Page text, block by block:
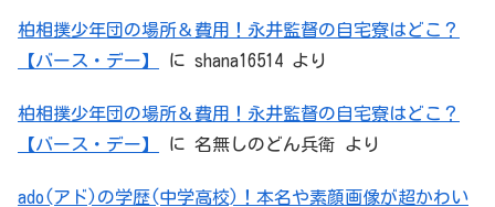
柏相撲少年団の場所＆費用！永井監督の自宅寮はどこ？
【バース・デー】
に shana16514 より
柏相撲少年団の場所＆費用！永井監督の自宅寮はどこ？
【バース・デー】
に 名無しのどん兵衛 より
ado(アド)の学歴(中学高校)！本名や素顔画像が超かわい